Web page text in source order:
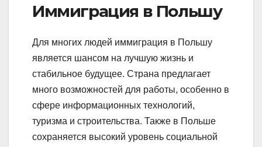
Иммиграция в Польшу
Для многих людей иммиграция в Польшу
является шансом на лучшую жизнь и
стабильное будущее. Страна предлагает
много возможностей для работы, особенно в
сфере информационных технологий,
туризма и строительства. Также в Польше
сохраняется высокий уровень социальной